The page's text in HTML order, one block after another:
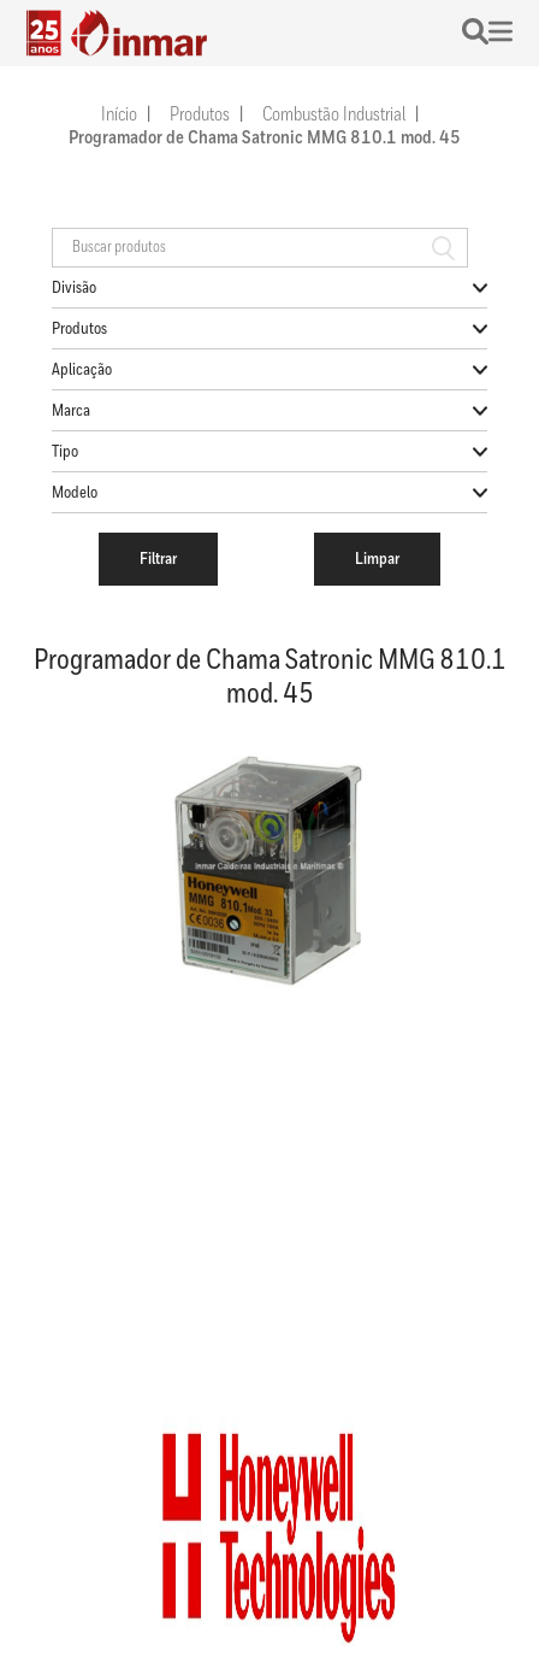
Início Produtos
Combustão Industrial
Programador de Chama Satronic MMG 810.1 mod. 45
Divisão
Produtos
Aplicação
Marca
Tipo
Modelo
Programador de Chama Satronic MMG 810.1
mod. 45